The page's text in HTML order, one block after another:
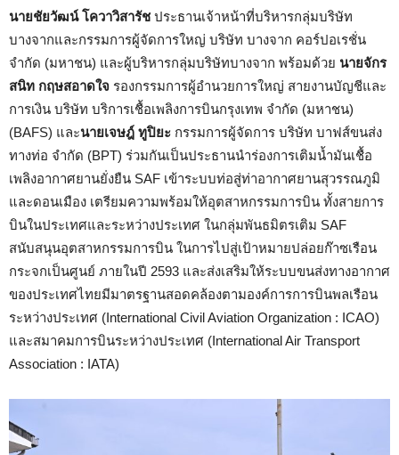
นายชัยวัฒน์ โควาวิสารัชประธานเจ้าหน้าที่บริหารกลุ่มบริษัท
บางจากและกรรมการผู้จัดการใหญ่ บริษัท บางจาก คอร์ปอเรชั่น
จำกัด (มหาชน) และผู้บริหารกลุ่มบริษัทบางจาก พร้อมด้วย นายจักร
สนิท กฤษสอาดใจ รองกรรมการผู้อำนวยการใหญ่ สายงานบัญชีและ
การเงิน บริษัท บริการเชื้อเพลิงการบินกรุงเทพ จำกัด (มหาชน)
(BAFS) และนายเจษฎ์ ทูปิยะ กรรมการผู้จัดการ บริษัท บาฟส์ขนส่ง
ทางท่อ จำกัด (BPT) ร่วมกันเป็นประธานนำร่องการเติมน้ำมันเชื้อ
เพลิงอากาศยานยั่งยืน SAF เข้าระบบท่อสู่ท่าอากาศยานสุวรรณภูมิ
และดอนเมือง เตรียมความพร้อมให้อุตสาหกรรมการบิน ทั้งสายการ
บินในประเทศและระหว่างประเทศ ในกลุ่มพันธมิตรเติม SAF
สนับสนุนอุตสาหกรรมการบิน ในการไปสู่เป้าหมายปล่อยก๊าซเรือน
กระจกเป็นศูนย์ ภายในปี 2593 และส่งเสริมให้ระบบขนส่งทางอากาศ
ของประเทศไทยมีมาตรฐานสอดคล้องตามองค์การการบินพลเรือน
ระหว่างประเทศ (International Civil Aviation Organization : ICAO)
และสมาคมการบินระหว่างประเทศ (International Air Transport
Association : IATA)